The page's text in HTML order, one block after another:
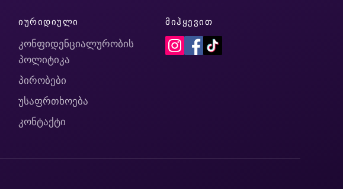
ᲘᲣᲠᲘᲓᲘᲣᲚᲘ
კონფიდენციალურობის
პოლიტიკა
პირობები
უსაფრთხოება
კონტაქტი
ᲛᲘᲰᲧᲔᲕᲘᲗ